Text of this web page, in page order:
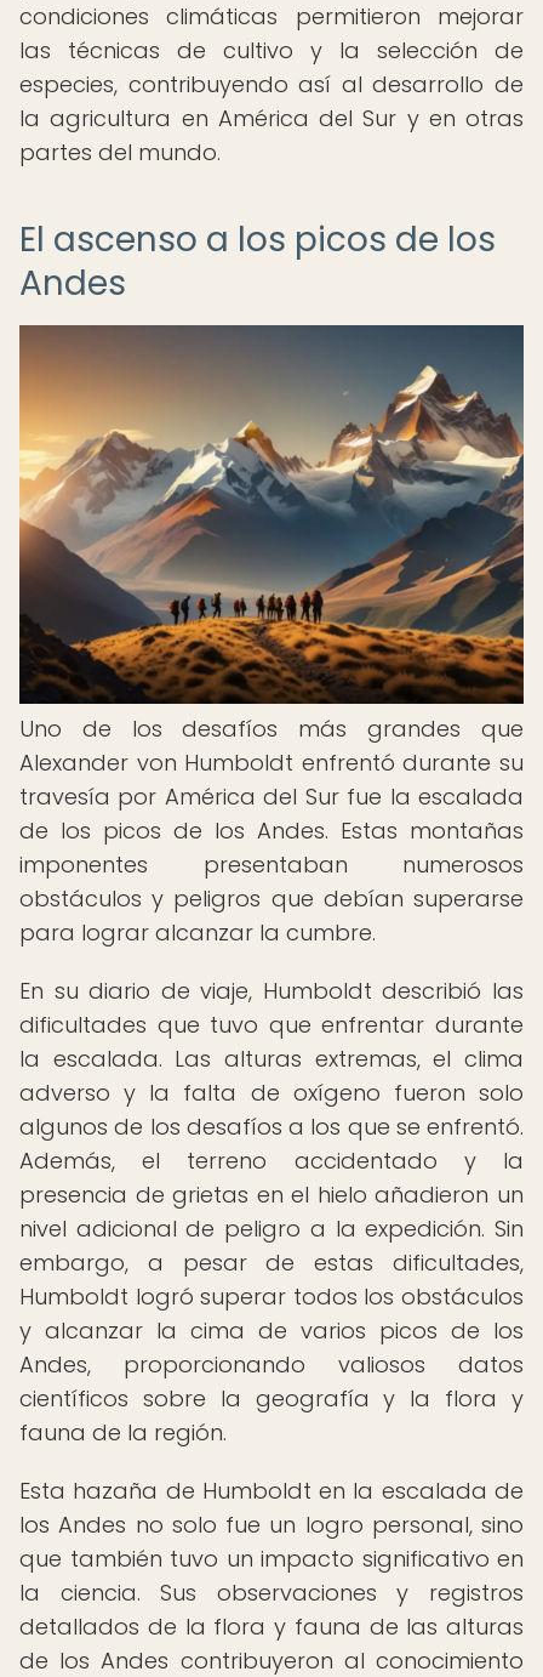
condiciones climáticas permitieron mejorar
las técnicas de cultivo y la selección de
especies, contribuyendo así al desarrollo de
la agricultura en América del Sur y en otras
partes del mundo.
El ascenso a los picos de los
Andes
Uno de los desafíos más grandes que
Alexander von Humboldt enfrentó durante su
travesía por América del Sur fue la escalada
de los picos de los Andes. Estas montañas
imponentes presentaban numerosos
obstáculos y peligros que debían superarse
para lograr alcanzar la cumbre.
En su diario de viaje, Humboldt describió las
dificultades que tuvo que enfrentar durante
la escalada. Las alturas extremas, el clima
adverso y la falta de oxígeno fueron solo
algunos de los desafíos a los que se enfrentó.
Además, el terreno accidentado y la
presencia de grietas en el hielo añadieron un
nivel adicional de peligro a la expedición. Sin
embargo, a pesar de estas dificultades,
Humboldt logró superar todos los obstáculos
y alcanzar la cima de varios picos de los
Andes, proporcionando valiosos datos
científicos sobre la geografía y la flora y
fauna de la región.
Esta hazaña de Humboldt en la escalada de
los Andes no solo fue un logro personal, sino
que también tuvo un impacto significativo en
la ciencia. Sus observaciones y registros
detallados de la flora y fauna de las alturas
de los Andes contribuyeron al conocimiento